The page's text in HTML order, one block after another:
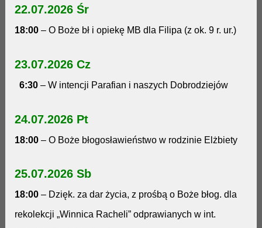
22.07.2026 Śr
18:00 – O Boże bł i opiekę MB dla Filipa (z ok. 9 r. ur.)
23.07.2026 Cz
6:30 – W intencji Parafian i naszych Dobrodziejów
24.07.2026 Pt
18:00 – O Boże błogosławieństwo w rodzinie Elżbiety
25.07.2026 Sb
18:00 – Dzięk. za dar życia, z prośbą o Boże błog. dla
rekolekcji „Winnica Racheli” odprawianych w int.